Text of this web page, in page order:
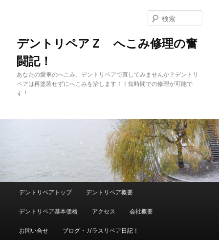
デントリペアＺ へこみ修理の奮
闘記！
あなたの愛車のへこみ、デントリペアで直してみませんか？デントリ
ペアは再塗装せずにへこみを治します！！短時間での修理が可能で
す！
索
デントリペアトップ デントリペア概要
デントリペア基本価格 アクセス 会社概要
お問い合せ ブログ・ガラスリペア日記！